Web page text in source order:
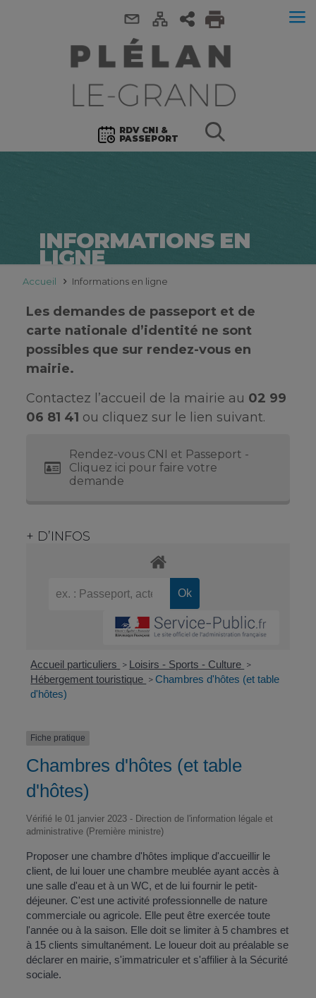
RDV CNI &
PASSEPORT
INFORMATIONS EN
LIGNE
Accueil Informations en ligne
Les demandes de passeport et de
carte nationale d’identité ne sont
possibles que sur rendez-vous en
mairie.
Contactez l’accueil de la mairie au 02 99
06 81 41 ou cliquez sur le lien suivant.
Rendez-vous CNI et Passeport -
Cliquez ici pour faire votre
demande
+ D’INFOS
Accueil particuliers > Loisirs - Sports - Culture >
Hébergement touristique > Chambres d'hôtes (et table
d'hôtes)
Fiche pratique
Chambres d'hôtes (et table
d'hôtes)
Vérifié le 01 janvier 2023 - Direction de l'information légale et
administrative (Première ministre)
Proposer une chambre d'hôtes implique d'accueillir le
client, de lui louer une chambre meublée ayant accès à
une salle d'eau et à un WC, et de lui fournir le petit-
déjeuner. C'est une activité professionnelle de nature
commerciale ou agricole. Elle peut être exercée toute
l'année ou à la saison. Elle doit se limiter à 5 chambres et
à 15 clients simultanément. Le loueur doit au préalable se
déclarer en mairie, s'immatriculer et s'affilier à la Sécurité
sociale.